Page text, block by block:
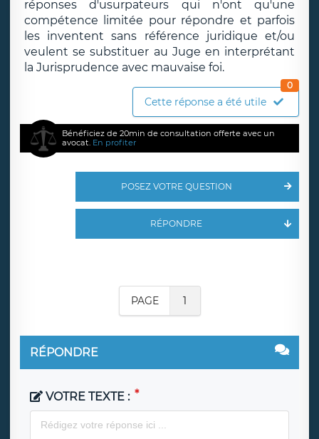
réponses d'usurpateurs qui n'ont qu'une
compétence limitée pour répondre et parfois
les inventent sans référence juridique et/ou
veulent se substituer au Juge en interprétant
la Jurisprudence avec mauvaise foi.
Cette réponse a été utile
0
Bénéficiez de 20min de consultation offerte avec un
avocat. En profiter
POSEZ VOTRE QUESTION
RÉPONDRE
PAGE 1
RÉPONDRE
VOTRE TEXTE :